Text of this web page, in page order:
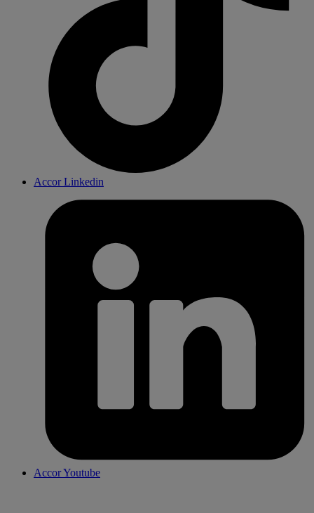
Accor Linkedin
Accor Youtube